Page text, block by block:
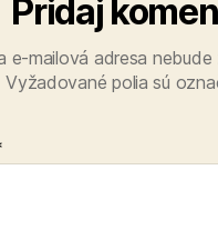
Pridaj
e-mailová adresa nebude
Vyžadované polia sú